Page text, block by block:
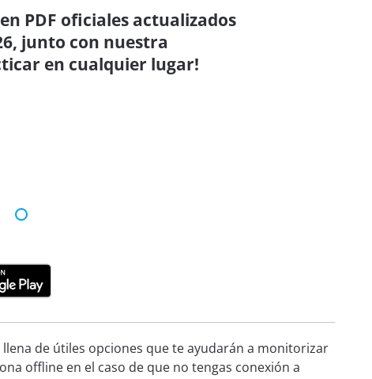
PDF oficiales actualizados
junto con nuestra
en cualquier lugar!
de útiles opciones que te ayudarán a monitorizar
offline en el caso de que no tengas conexión a